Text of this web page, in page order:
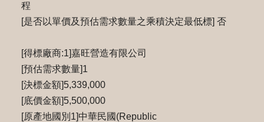
程
[是否以單價及預估需求數量之乘積決定最低標] 否
[得標廠商:1]嘉旺營造有限公司
[預估需求數量]1
[決標金額]5,339,000
[底價金額]5,500,000
[原產地國別1]中華民國(Republic